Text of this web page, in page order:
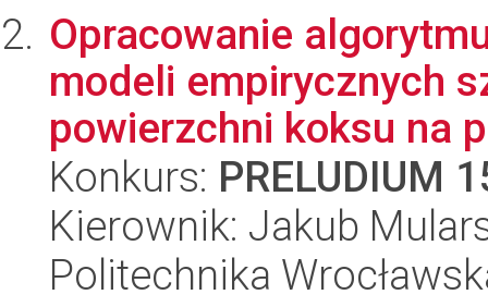
Opracowanie
modeli empirycznych
powierzchni koksu na
Konkurs: PRELUDIUM
Kierownik: Jakub
Politechnika